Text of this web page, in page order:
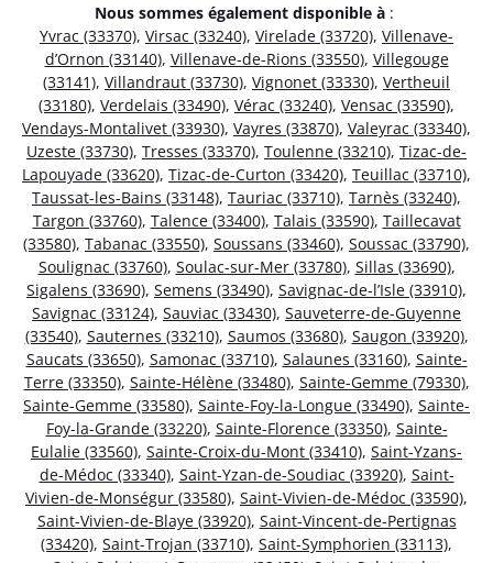
Nous sommes également disponible à :
Yvrac (33370), Virsac (33240), Virelade (33720), Villenave-
d’Ornon (33140), Villenave-de-Rions (33550), Villegouge
(33141), Villandraut (33730), Vignonet (33330), Vertheuil
(33180), Verdelais (33490), Vérac (33240), Vensac (33590),
Vendays-Montalivet (33930), Vayres (33870), Valeyrac (33340),
Uzeste (33730), Tresses (33370), Toulenne (33210), Tizac-de-
Lapouyade (33620), Tizac-de-Curton (33420), Teuillac (33710),
Taussat-les-Bains (33148), Tauriac (33710), Tarnès (33240),
Targon (33760), Talence (33400), Talais (33590), Taillecavat
(33580), Tabanac (33550), Soussans (33460), Soussac (33790),
Soulignac (33760), Soulac-sur-Mer (33780), Sillas (33690),
Sigalens (33690), Semens (33490), Savignac-de-l’Isle (33910),
Savignac (33124), Sauviac (33430), Sauveterre-de-Guyenne
(33540), Sauternes (33210), Saumos (33680), Saugon (33920),
Saucats (33650), Samonac (33710), Salaunes (33160), Sainte-
Terre (33350), Sainte-Hélène (33480), Sainte-Gemme (79330),
Sainte-Gemme (33580), Sainte-Foy-la-Longue (33490), Sainte-
Foy-la-Grande (33220), Sainte-Florence (33350), Sainte-
Eulalie (33560), Sainte-Croix-du-Mont (33410), Saint-Yzans-
de-Médoc (33340), Saint-Yzan-de-Soudiac (33920), Saint-
Vivien-de-Monségur (33580), Saint-Vivien-de-Médoc (33590),
Saint-Vivien-de-Blaye (33920), Saint-Vincent-de-Pertignas
(33420), Saint-Trojan (33710), Saint-Symphorien (33113),